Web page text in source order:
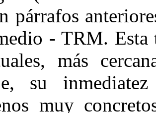
párrafos
- TRM. Esta
más
su
muy